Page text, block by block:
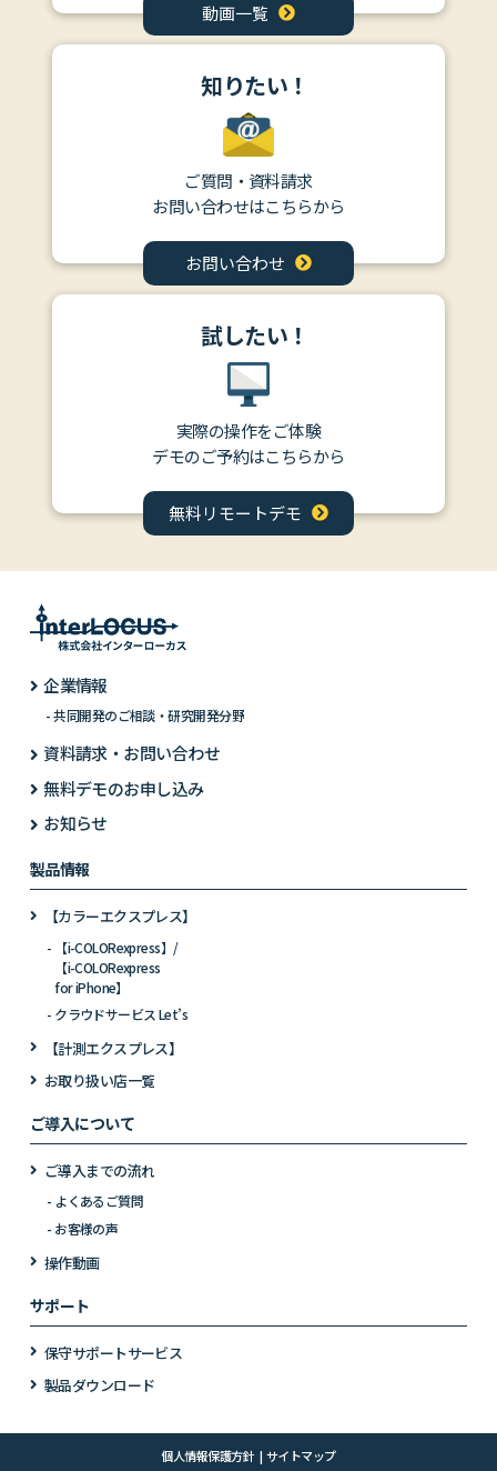
動画一覧
知りたい！
ご質問・資料請求
お問い合わせはこちらから
お問い合わせ
試したい！
実際の操作をご体験
デモのご予約はこちらから
無料リモートデモ
企業情報
共同開発のご相談・研究開発分野
資料請求・お問い合わせ
無料デモのお申し込み
お知らせ
製品情報
【カラーエクスプレス】
【i-COLORexpress】/
【i-COLORexpress
for iPhone】
クラウドサービス Let’s
【計測エクスプレス】
お取り扱い店一覧
ご導入について
ご導入までの流れ
よくあるご質問
お客様の声
操作動画
サポート
保守サポートサービス
製品ダウンロード
個人情報保護方針 サイトマップ